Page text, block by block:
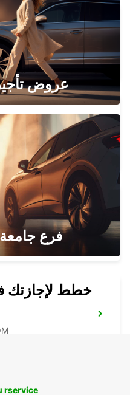
STATION
عروض
فرع
خطط لإجازتك
rservice